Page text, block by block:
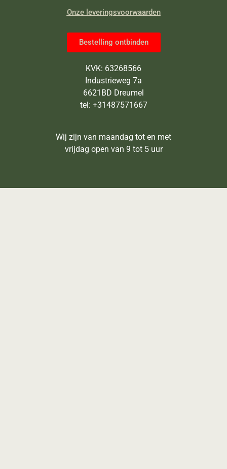
Onze leveringsvoorwaarden
Bestelling ontbinden
KVK: 63268566
Industrieweg 7a
6621BD Dreumel
tel: +31487571667
Wij zijn van maandag tot en met
vrijdag open van 9 tot 5 uur